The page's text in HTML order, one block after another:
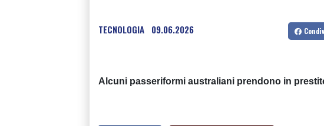
TECNOLOGIA 09.06.2026
Alcuni passeriformi australiani prendono in